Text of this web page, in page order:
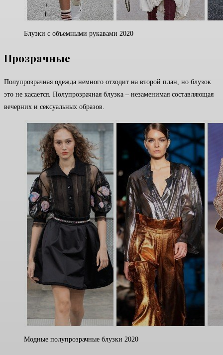
Блузки с объемными рукавами 2020
Прозрачные
Полупрозрачная одежда немного отходит на второй план, но блузок
это не касается. Полупрозрачная блузка – незаменимая составляющая
вечерних и сексуальных образов.
Модные полупрозрачные блузки 2020